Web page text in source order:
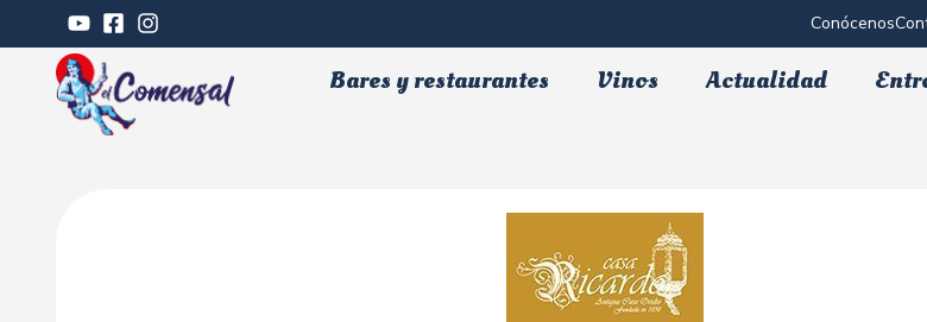
Conócenos
Bares y restaurantes Vinos Actualidad